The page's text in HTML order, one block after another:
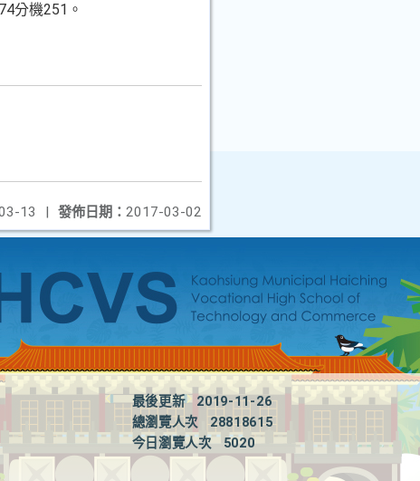
分機251。
發佈日期： 2017-03-02
13 |
最後更新
2019-11-26
總瀏覽人次
28818615
今日瀏覽人次
5020